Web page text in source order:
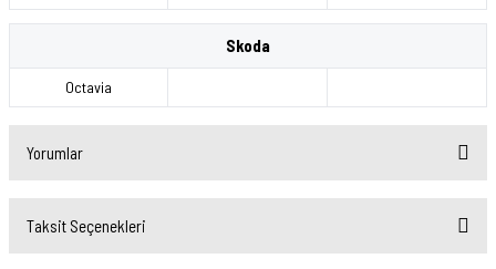
Skoda
Octavia
Yorumlar
Taksit Seçenekleri